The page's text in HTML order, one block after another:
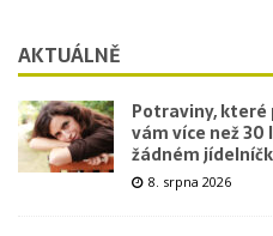
AKTUÁLNĚ
Potraviny, které
vám více než 30
žádném
8. srpna 2026